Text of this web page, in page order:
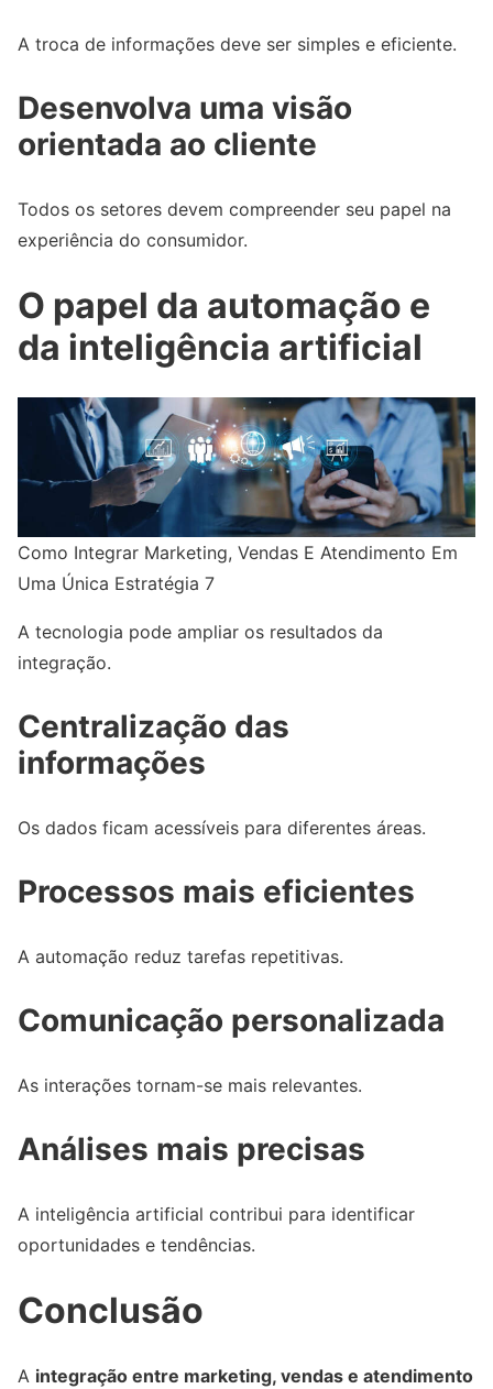
A troca de informações deve ser simples e eficiente.
Desenvolva uma visão
orientada ao cliente
Todos os setores devem compreender seu papel na
experiência do consumidor.
O papel da automação e
da inteligência artificial
Como Integrar Marketing, Vendas E Atendimento Em
Uma Única Estratégia 7
A tecnologia pode ampliar os resultados da
integração.
Centralização das
informações
Os dados ficam acessíveis para diferentes áreas.
Processos mais eficientes
A automação reduz tarefas repetitivas.
Comunicação personalizada
As interações tornam-se mais relevantes.
Análises mais precisas
A inteligência artificial contribui para identificar
oportunidades e tendências.
Conclusão
A integração entre marketing, vendas e atendimento